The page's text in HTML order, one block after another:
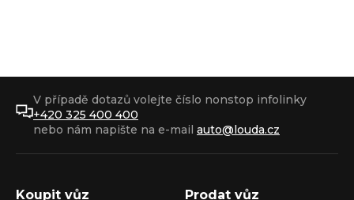
V případě dotazů volejte číslo nonstop infolinky
+420 325 400 400
nebo nám napište na e-mail auto@louda.cz
Koupit vůz Prodat vůz